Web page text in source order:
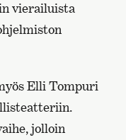
vierailuista
Elli Tompuri
jolloin